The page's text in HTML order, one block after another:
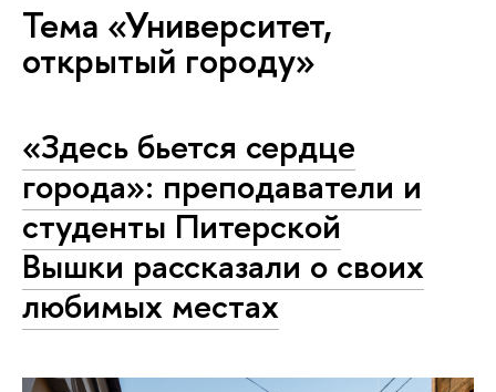
Тема «Университет,
открытый городу»
«Здесь бьется сердце
города»: преподаватели и
студенты Питерской
Вышки рассказали о своих
любимых местах